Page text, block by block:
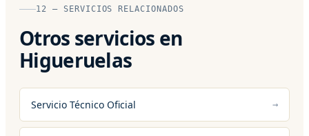
12 — SERVICIOS RELACIONADOS
Otros servicios en
Higueruelas
Servicio Técnico Oficial